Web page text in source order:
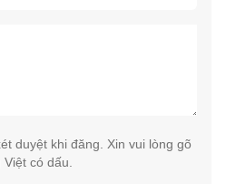
duyệt khi đăng. Xin vui lòng gõ
Việt có dấu.